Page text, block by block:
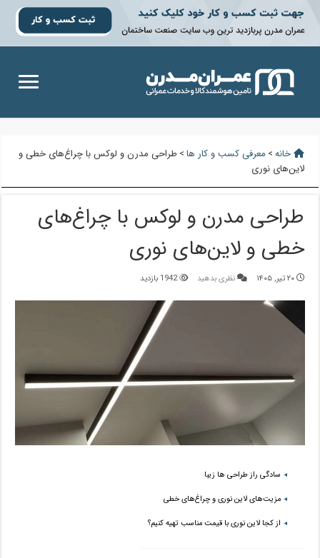
خانه> معرفی کسب و کار ها> طراحی مدرن و لوکس با چراغ‌های خطی و
لاین‌های نوری
طراحی مدرن و لوکس با چراغ‌های
خطی و لاین‌های نوری
۲۰ تیر, ۱۴۰۵ نظری بدهید 1942 بازدید
سادگی راز طراحی ها زیبا
مزیت‌های لاین نوری و چراغ‌های خطی
از کجا لاین نوری با قیمت مناسب تهیه کنیم؟